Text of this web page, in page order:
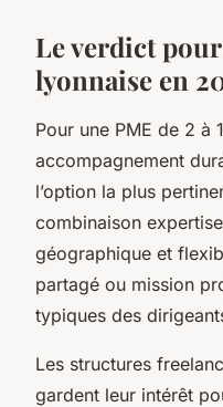
Le verdict
lyonnaise en
Pour une PME de 2 à
accompagnement
l’option la plus
combinaison
géographique et
partagé ou mission
typiques des
Les structures
gardent leur intérêt